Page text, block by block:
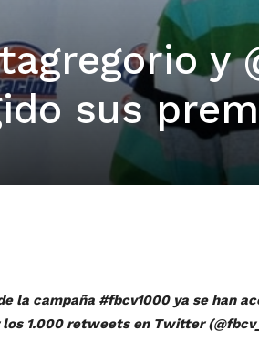
y
sus
la campaña #fbcv1000 ya se han
los 1.000 retweets en Twitter